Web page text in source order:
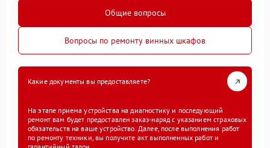
Общие вопросы
Вопросы по ремонту винных шкафов
Какие документы вы предоставляете?
На этапе приема устройства на диагностику и последующий
ремонт вам будет предоставлен заказ-наряд с указанием страховых
обязательств на ваше устройство. Далее, после выполнения работ
по ремонту техники, вы получите акт выполненных работ и